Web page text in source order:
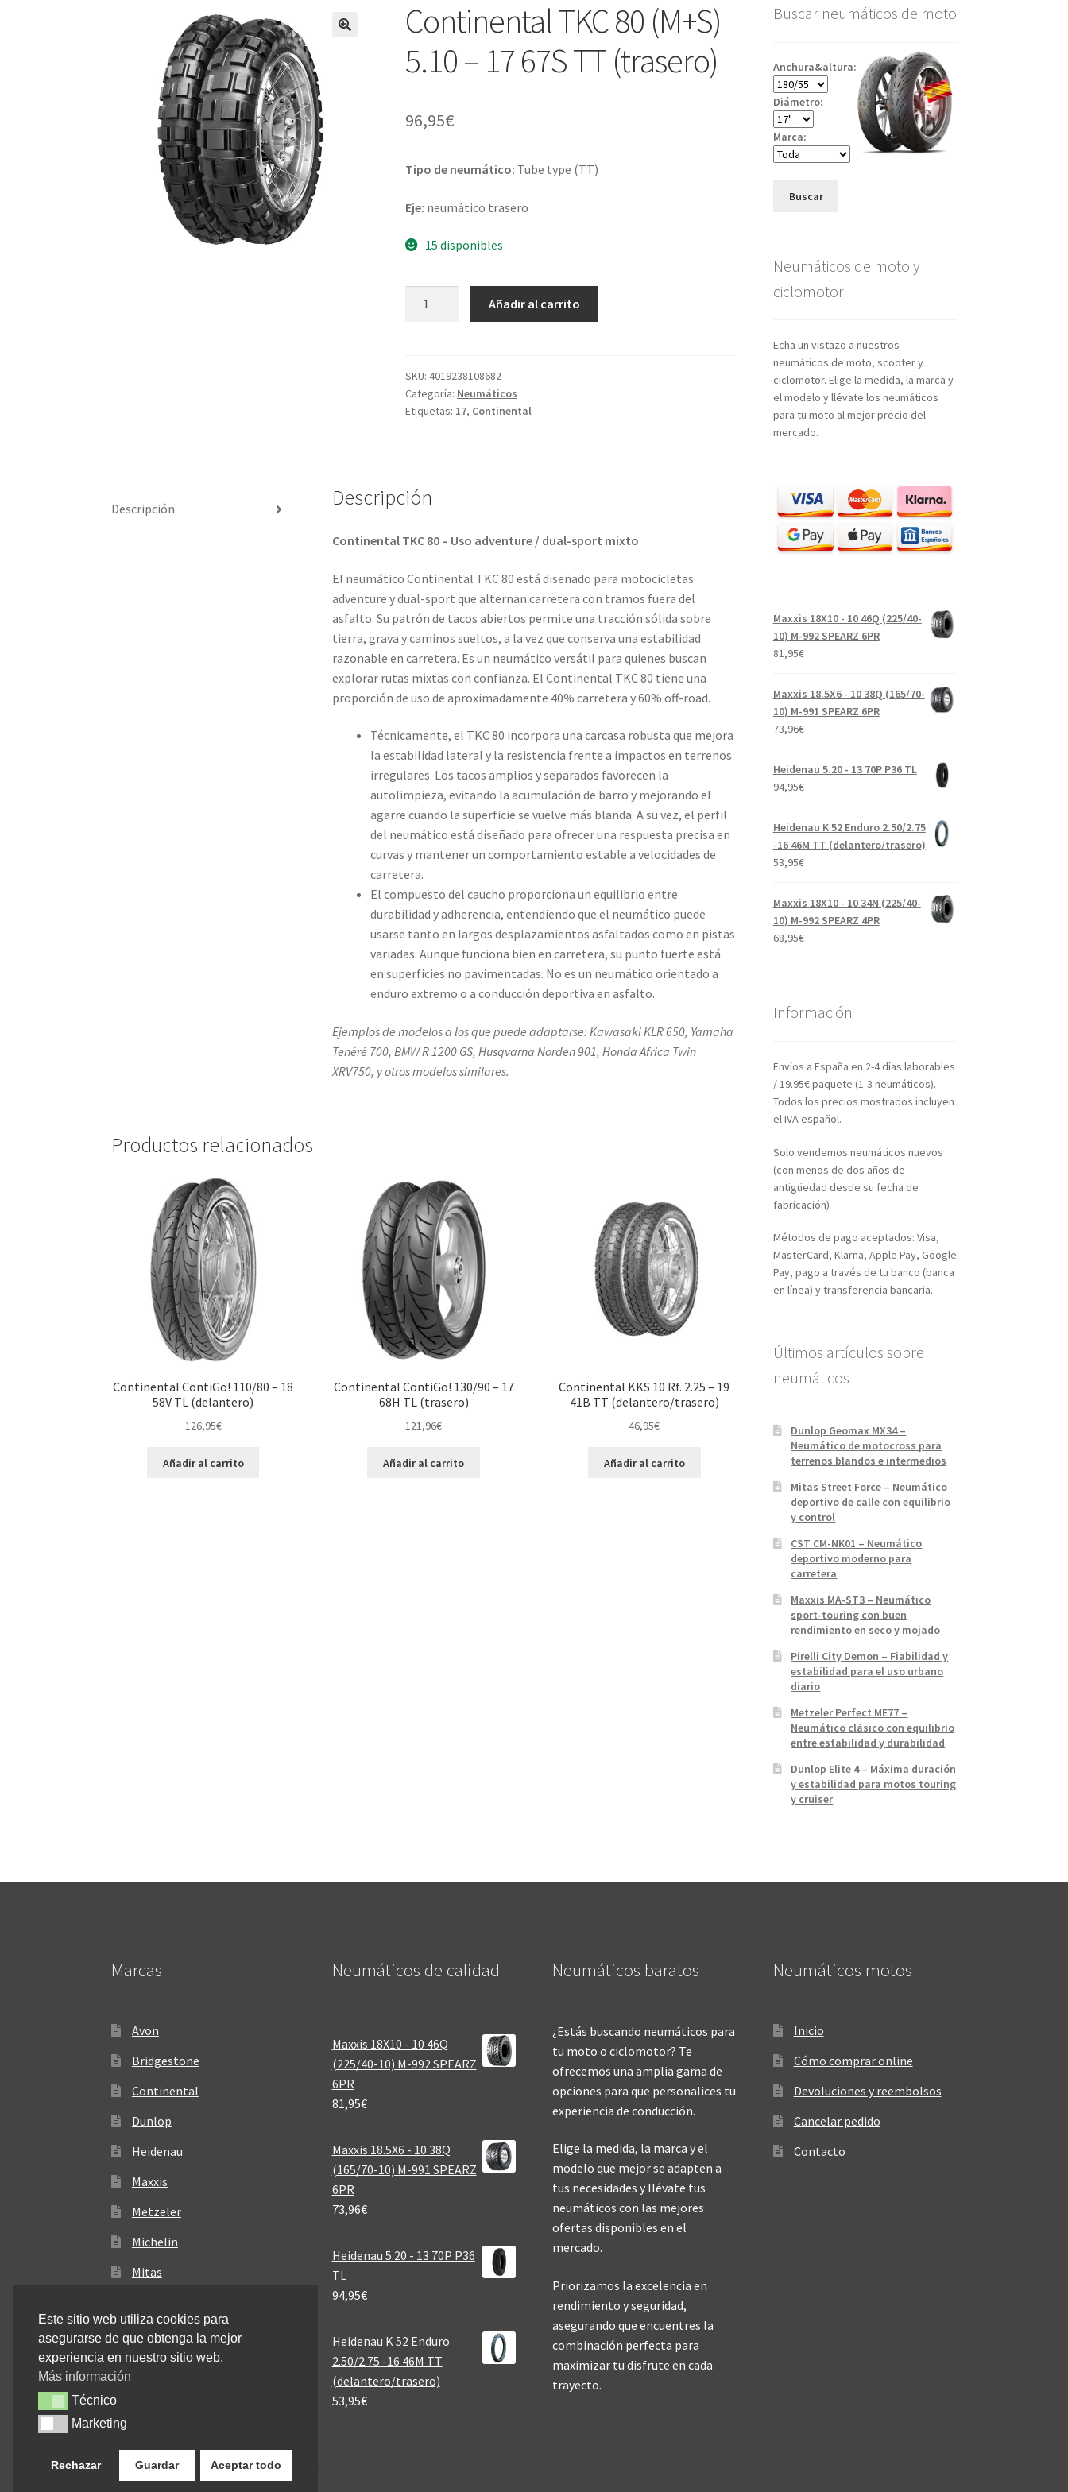
Continental TKC 80 (M+S)
5.10 – 17 67S TT (trasero)
96,95€
Tipo de neumático: Tube type (TT)
Eje: neumático trasero
15 disponibles
5.10
-
17
cantidad
Añadir al carrito
SKU:4019238108682
Categoría: Neumáticos
Etiquetas: 17, Continental
Descripción Descripción
Continental TKC 80 – Uso adventure / dual-sport mixto
El neumático Continental TKC 80 está diseñado para motocicletas
adventure y dual-sport que alternan carretera con tramos fuera del
asfalto. Su patrón de tacos abiertos permite una tracción sólida sobre
tierra, grava y caminos sueltos, a la vez que conserva una estabilidad
razonable en carretera. Es un neumático versátil para quienes buscan
explorar rutas mixtas con confianza. El Continental TKC 80 tiene una
proporción de uso de aproximadamente 40% carretera y 60% off-road.
Técnicamente, el TKC 80 incorpora una carcasa robusta que mejora
la estabilidad lateral y la resistencia frente a impactos en terrenos
irregulares. Los tacos amplios y separados favorecen la
autolimpieza, evitando la acumulación de barro y mejorando el
agarre cuando la superficie se vuelve más blanda. A su vez, el perfil
del neumático está diseñado para ofrecer una respuesta precisa en
curvas y mantener un comportamiento estable a velocidades de
carretera.
El compuesto del caucho proporciona un equilibrio entre
durabilidad y adherencia, entendiendo que el neumático puede
usarse tanto en largos desplazamientos asfaltados como en pistas
variadas. Aunque funciona bien en carretera, su punto fuerte está
en superficies no pavimentadas. No es un neumático orientado a
enduro extremo o a conducción deportiva en asfalto.
Ejemplos de modelos a los que puede adaptarse: Kawasaki KLR 650, Yamaha
Tenéré 700, BMW R 1200 GS, Husqvarna Norden 901, Honda Africa Twin
XRV750, y otros modelos similares.
Productos relacionados
Continental ContiGo! 110/80 – 18
58V TL (delantero)
126,95€
Añadir al carrito
Continental ContiGo! 130/90 – 17
68H TL (trasero)
121,96€
Añadir al carrito
Continental KKS 10 Rf. 2.25 – 19
41B TT (delantero/trasero)
46,95€
Añadir al carrito
Buscar neumáticos de moto
Anchura&altura:
Diámetro:
Marca:
Buscar
Neumáticos de moto y
ciclomotor
Echa un vistazo a nuestros
neumáticos de moto, scooter y
ciclomotor. Elige la medida, la marca y
el modelo y llévate los neumáticos
para tu moto al mejor precio del
mercado.
Maxxis 18X10 - 10 46Q (225/40-
10) M-992 SPEARZ 6PR
81,95€
Maxxis 18.5X6 - 10 38Q (165/70-
10) M-991 SPEARZ 6PR
73,96€
Heidenau 5.20 - 13 70P P36 TL
94,95€
Heidenau K 52 Enduro 2.50/2.75
-16 46M TT (delantero/trasero)
53,95€
Maxxis 18X10 - 10 34N (225/40-
10) M-992 SPEARZ 4PR
68,95€
Información
Envíos a España en 2-4 días laborables
/ 19.95€ paquete (1-3 neumáticos).
Todos los precios mostrados incluyen
el IVA español.
Solo vendemos neumáticos nuevos
(con menos de dos años de
antigüedad desde su fecha de
fabricación)
Métodos de pago aceptados: Visa,
MasterCard, Klarna, Apple Pay, Google
Pay, pago a través de tu banco (banca
en línea) y transferencia bancaria.
Últimos artículos sobre
neumáticos
Dunlop Geomax MX34 –
Neumático de motocross para
terrenos blandos e intermedios
Mitas Street Force – Neumático
deportivo de calle con equilibrio
y control
CST CM-NK01 – Neumático
deportivo moderno para
carretera
Maxxis MA-ST3 – Neumático
sport-touring con buen
rendimiento en seco y mojado
Pirelli City Demon – Fiabilidad y
estabilidad para el uso urbano
diario
Metzeler Perfect ME77 –
Neumático clásico con equilibrio
entre estabilidad y durabilidad
Dunlop Elite 4 – Máxima duración
y estabilidad para motos touring
y cruiser
Marcas
Avon
Bridgestone
Continental
Dunlop
Heidenau
Maxxis
Metzeler
Michelin
Mitas
Neumáticos de calidad‎
Maxxis 18X10 - 10 46Q
(225/40-10) M-992 SPEARZ
6PR
81,95€
Maxxis 18.5X6 - 10 38Q
(165/70-10) M-991 SPEARZ
6PR
73,96€
Heidenau 5.20 - 13 70P P36
TL
94,95€
Heidenau K 52 Enduro
2.50/2.75 -16 46M TT
(delantero/trasero)
53,95€
Neumáticos baratos
¿Estás buscando neumáticos para
tu moto o ciclomotor? Te
ofrecemos una amplia gama de
opciones para que personalices tu
experiencia de conducción.
Elige la medida, la marca y el
modelo que mejor se adapten a
tus necesidades y llévate tus
neumáticos con las mejores
ofertas disponibles en el
mercado.
Priorizamos la excelencia en
rendimiento y seguridad,
asegurando que encuentres la
combinación perfecta para
maximizar tu disfrute en cada
trayecto.
Neumáticos motos
Inicio
Cómo comprar online
Devoluciones y reembolsos
Cancelar pedido
Contacto
Este sitio web utiliza cookies para
asegurarse de que obtenga la mejor
experiencia en nuestro sitio web.
Más información
TécnicoTécnico
MarketingMarketing
Rechazar Guardar Aceptar todo